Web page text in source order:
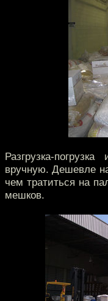
Разгрузка-
вручную. Дешевле
чем тратиться на
мешков.